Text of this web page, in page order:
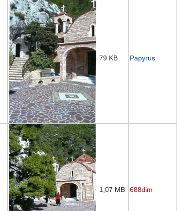
79 KB Papyrus
1,07 MB 688dim